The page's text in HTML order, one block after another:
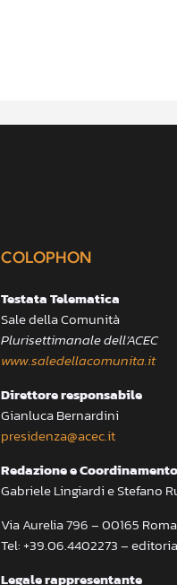
COLOPHON
Testata Telematica
Sale della Comunità
Plurisettimanale dell’ACEC
www.saledellacomunita.it
Direttore responsabile
Gianluca Bernardini
presidenza@acec.it
Redazione e
Gabriele Lingiardi e Stefano
Via Aurelia 796 – 00165 Roma
Tel: +39.06.4402273 –
Legale rappresentante